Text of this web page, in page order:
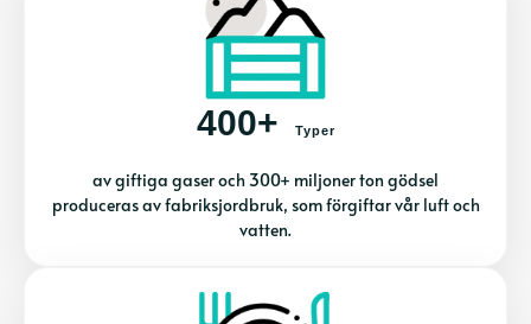
400+ Typer
av giftiga gaser och 300+ miljoner ton gödsel
produceras av fabriksjordbruk, som förgiftar vår luft och
vatten.